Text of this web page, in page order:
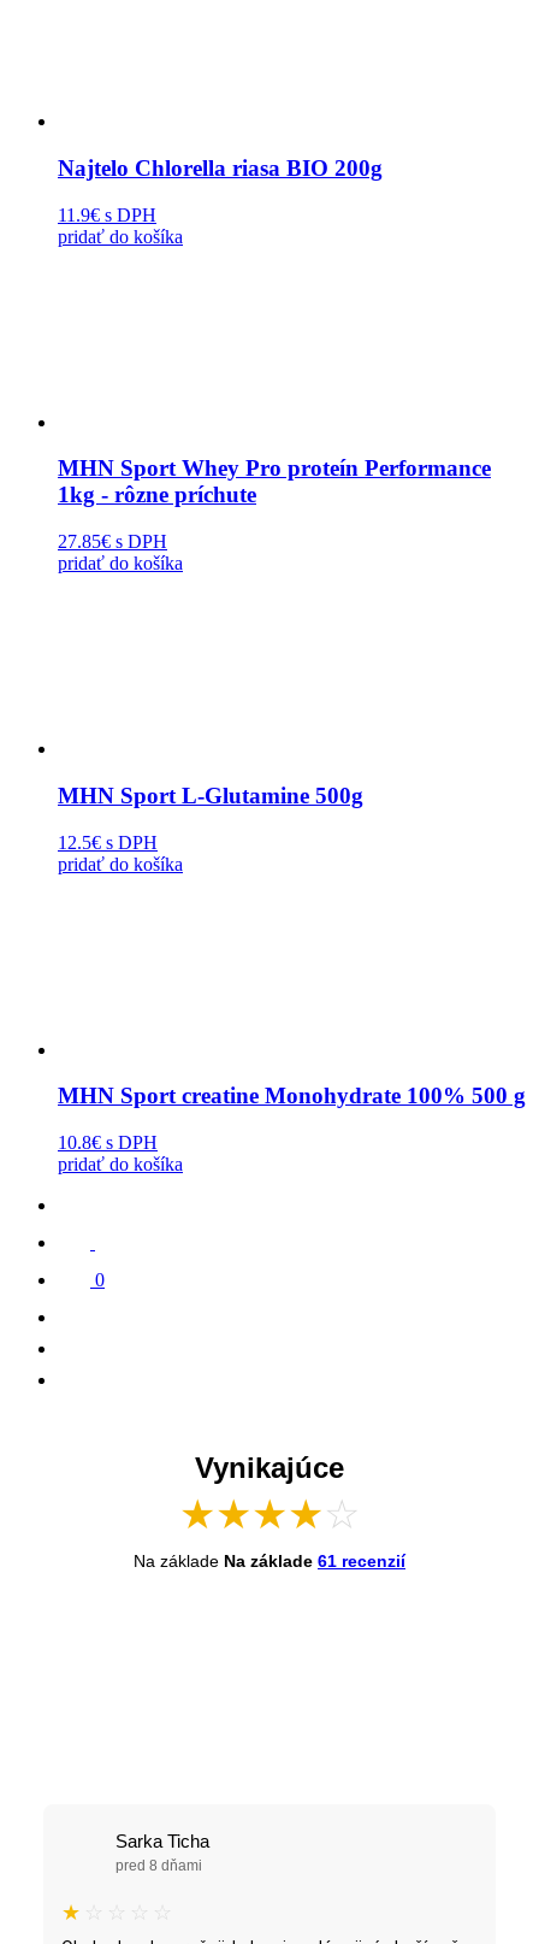
Najtelo Chlorella riasa BIO 200g
11.9€ s DPH
pridať do košíka
MHN Sport Whey Pro proteín Performance
1kg - rôzne príchute
27.85€ s DPH
pridať do košíka
MHN Sport L-Glutamine 500g
12.5€ s DPH
pridať do košíka
MHN Sport creatine Monohydrate 100% 500 g
10.8€ s DPH
pridať do košíka
0
Vynikajúce
★★★★☆
Na základe Na základe 61 recenzií
Sarka Ticha
pred 8 dňami
★ ☆ ☆ ☆ ☆